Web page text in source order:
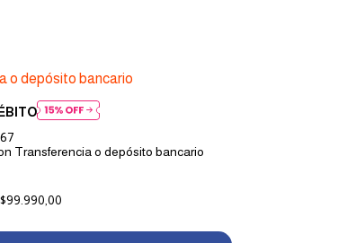
o depósito bancario
Transferencia o depósito bancario
$99.990,00